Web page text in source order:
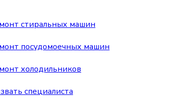
стиральных машин
посудомоечных машин
холодильников
специалиста